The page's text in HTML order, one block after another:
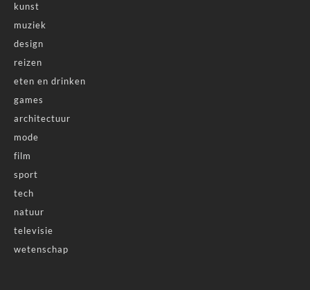
kunst
muziek
design
reizen
eten en drinken
games
architectuur
mode
film
sport
tech
natuur
televisie
wetenschap